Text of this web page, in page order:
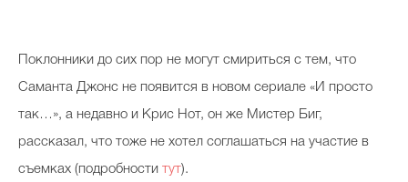
Поклонники до сих пор не могут смириться с тем, что
Саманта Джонс не появится в новом сериале «И просто
так…», а недавно и Крис Нот, он же Мистер Биг,
рассказал, что тоже не хотел соглашаться на участие в
съемках (подробности тут).